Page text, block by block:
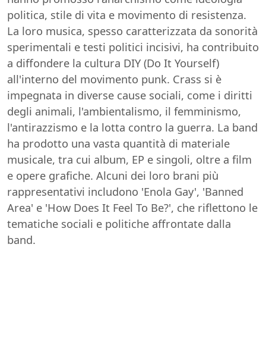
politica, stile di vita e movimento di resistenza.
La loro musica, spesso caratterizzata da sonorità
sperimentali e testi politici incisivi, ha contribuito
a diffondere la cultura DIY (Do It Yourself)
all'interno del movimento punk. Crass si è
impegnata in diverse cause sociali, come i diritti
degli animali, l'ambientalismo, il femminismo,
l'antirazzismo e la lotta contro la guerra. La band
ha prodotto una vasta quantità di materiale
musicale, tra cui album, EP e singoli, oltre a film
e opere grafiche. Alcuni dei loro brani più
rappresentativi includono 'Enola Gay', 'Banned
Area' e 'How Does It Feel To Be?', che riflettono le
tematiche sociali e politiche affrontate dalla
band.